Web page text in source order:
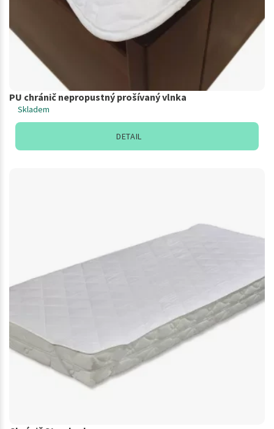
PU chránič nepropustný prošívaný vlnka
Skladem
DETAIL